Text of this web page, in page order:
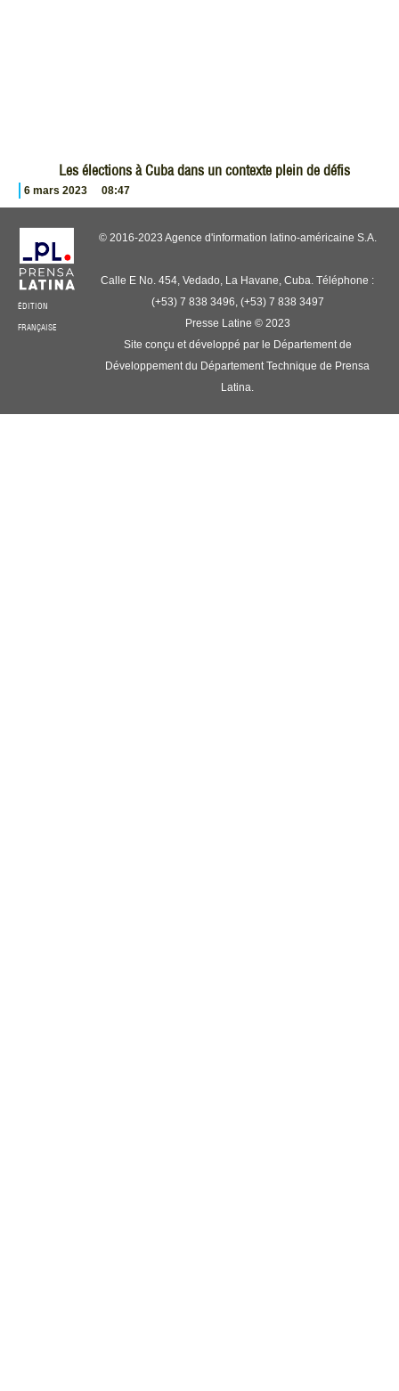
Les élections à Cuba dans un contexte plein de défis
6 mars 2023 08:47
ÉDITION
FRANÇAISE
© 2016-2023 Agence d'information latino-américaine S.A.
Calle E No. 454, Vedado, La Havane, Cuba. Téléphone :
(+53) 7 838 3496, (+53) 7 838 3497
Presse Latine © 2023
Site conçu et développé par le Département de
Développement du Département Technique de Prensa
Latina.